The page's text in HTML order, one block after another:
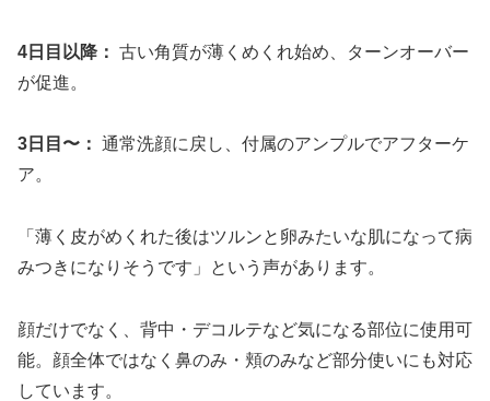
4日目以降： 古い角質が薄くめくれ始め、ターンオーバー
が促進。
3日目〜： 通常洗顔に戻し、付属のアンプルでアフターケ
ア。
「薄く皮がめくれた後はツルンと卵みたいな肌になって病
みつきになりそうです」という声があります。
顔だけでなく、背中・デコルテなど気になる部位に使用可
能。顔全体ではなく鼻のみ・頬のみなど部分使いにも対応
しています。